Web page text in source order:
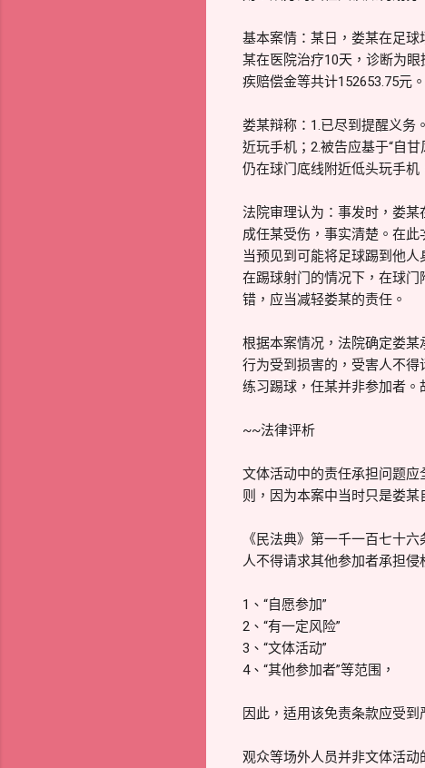
基本案情：某日，娄某在足
某在医院治疗10天，诊断为
疾赔偿金等共计152653.75元。
娄某辩称：1.已尽到提醒义务
近玩手机；2.被告应基于“自
仍在球门底线附近低头玩手机
法院审理认为：事发时，娄
成任某受伤，事实清楚。在
当预见到可能将足球踢到他
在踢球射门的情况下，在球
错，应当减轻娄某的责任。
根据本案情况，法院确定娄
行为受到损害的，受害人不
练习踢球，任某并非参加者。
~~法律评析
文体活动中的责任承担问题应
则，因为本案中当时只是娄
《民法典》第一千一百七十
人不得请求其他参加者承担侵
1、“自愿参加”
2、“有一定风险”
3、“文体活动”
4、“其他参加者”等范围，
因此，适用该免责条款应受到
观众等场外人员并非文体活